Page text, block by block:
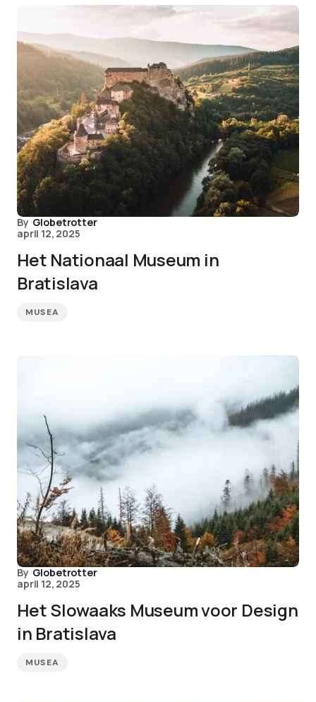
By Globetrotter
april 12, 2025
Het Nationaal Museum in
Bratislava
MUSEA
By Globetrotter
april 12, 2025
Het Slowaaks Museum voor Design
in Bratislava
MUSEA